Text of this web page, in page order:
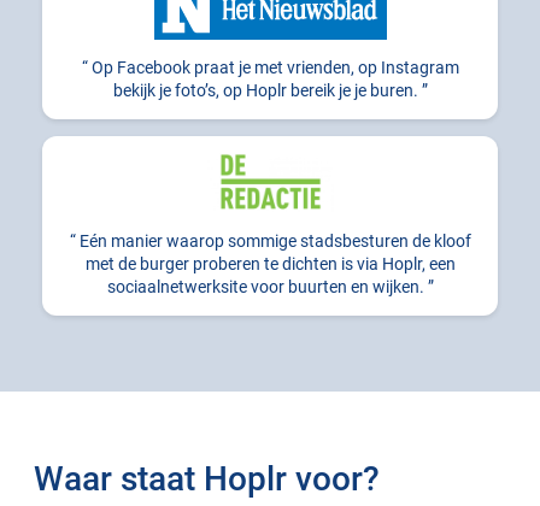
Op Facebook praat je met vrienden, op Instagram
bekijk je foto’s, op Hoplr bereik je je buren.
Eén manier waarop sommige stadsbesturen de kloof
met de burger proberen te dichten is via Hoplr, een
sociaalnetwerksite voor buurten en wijken.
Waar staat Hoplr voor?